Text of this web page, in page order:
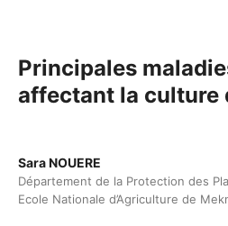
Principales
affectant la culture
Sara NOUERE
Département de la Protection des
Ecole Nationale d’Agriculture de